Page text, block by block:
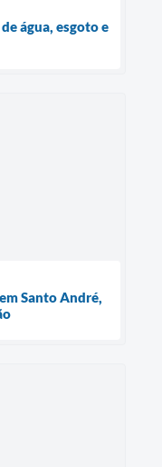
água, esgoto e
Santo André,